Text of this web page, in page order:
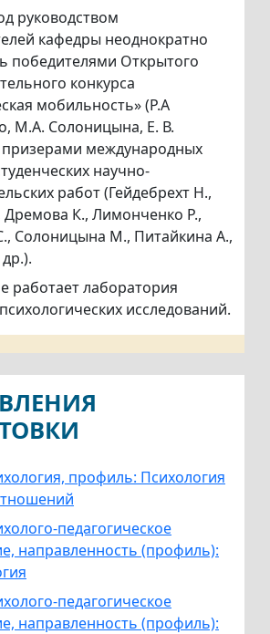
руководством
кафедры неоднократно
победителями Открытого
конкурса
мобильность» (Р.А
М.А. Солоницына, Е. В.
международных
научно-
работ (Гейдебрехт Н.,
Дремова К., Лимонченко Р.,
Солоницына М., Питайкина А.,
работает лаборатория
исследований.
профиль: Психология
педагогическое
направленность (профиль):
педагогическое
направленность (профиль):